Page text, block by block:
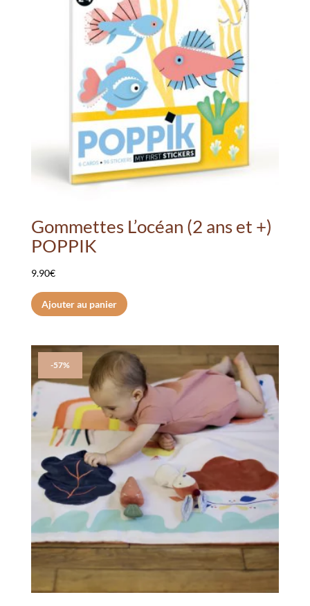
options
peuvent
être
choisies
sur
la
page
du
produit
Gommettes L’océan (2 ans et +)
POPPIK
9.90€
Ajouter au panier
-57%